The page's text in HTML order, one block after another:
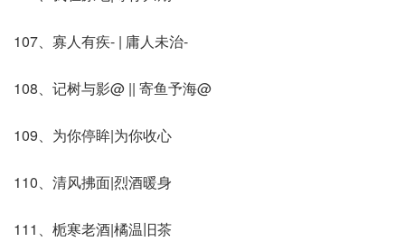
107、寡人有疾- | 庸人未治-
108、记树与影@ || 寄鱼予海@
109、为你停眸|为你收心
110、清风拂面|烈酒暖身
111、栀寒老酒|橘温旧茶